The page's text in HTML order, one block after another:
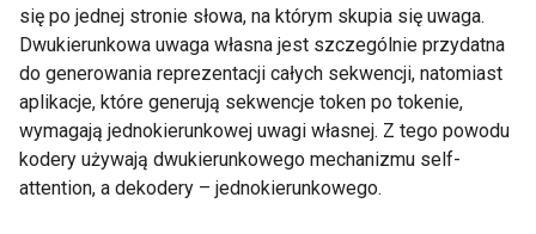
się po jednej stronie słowa, na którym skupia się uwaga.
Dwukierunkowa uwaga własna jest szczególnie przydatna
do generowania reprezentacji całych sekwencji, natomiast
aplikacje, które generują sekwencje token po tokenie,
wymagają jednokierunkowej uwagi własnej. Z tego powodu
kodery używają dwukierunkowego mechanizmu self-
attention, a dekodery – jednokierunkowego.